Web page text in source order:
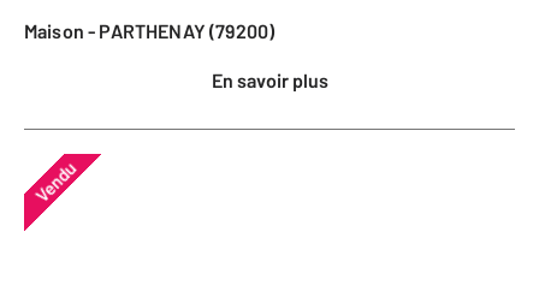
Maison - PARTHENAY (79200)
En savoir plus
Vendu